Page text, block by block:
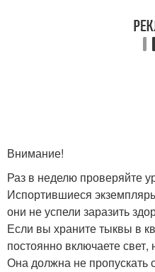
Внимание!
Раз в неделю проверяйте
Испортившиеся
они не успели заразить
Если вы храните тыквы в
постоянно включаете
Она должна не пропускать